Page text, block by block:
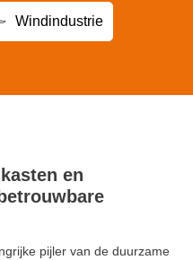
Windindustrie
en
pijler van de duurzame